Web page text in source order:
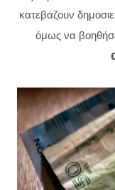
κατεβάζουν
όμως να